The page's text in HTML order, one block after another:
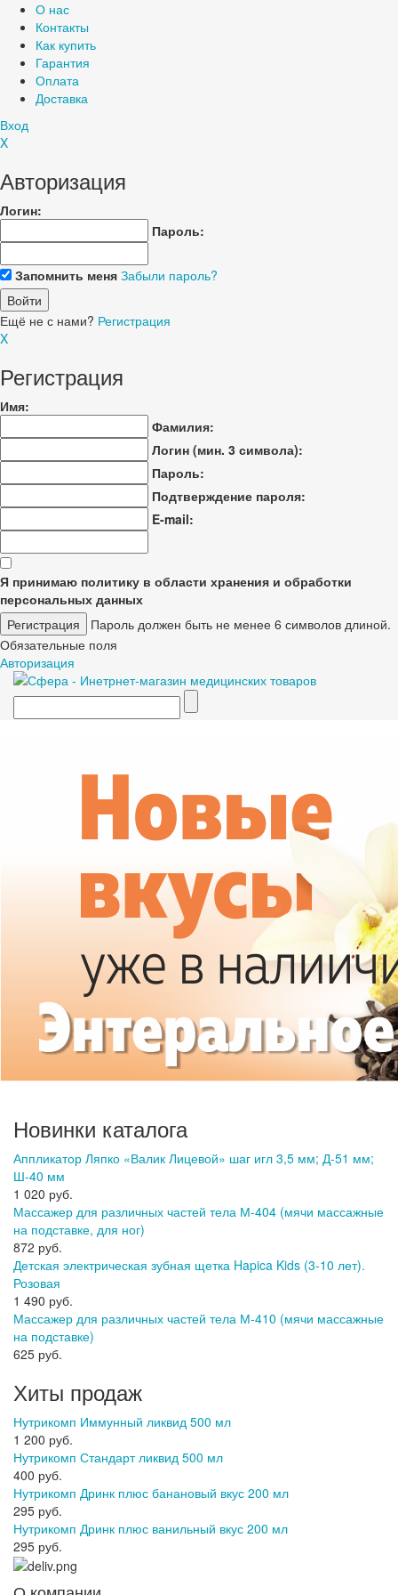
О нас
Контакты
Как купить
Гарантия
Оплата
Доставка
Вход
X
Авторизация
Логин:
Пароль:
Запомнить меня Забыли пароль?
Ещё не с нами? Регистрация
X
Регистрация
Имя:
Фамилия:
Логин (мин. 3 символа):
Пароль:
Подтверждение пароля:
E-mail:
Я принимаю политику в области хранения и обработки
персональных данных
Пароль должен быть не менее 6 символов длиной.
Обязательные поля
Авторизация
Новинки каталога
Аппликатор Ляпко «Валик Лицевой» шаг игл 3,5 мм; Д-51 мм;
Ш-40 мм
1 020 руб.
Массажер для различных частей тела М-404 (мячи массажные
на подставке, для ног)
872 руб.
Детская электрическая зубная щетка Hapica Kids (3-10 лет).
Розовая
1 490 руб.
Массажер для различных частей тела М-410 (мячи массажные
на подставке)
625 руб.
Хиты продаж
Нутрикомп Иммунный ликвид 500 мл
1 200 руб.
Нутрикомп Стандарт ликвид 500 мл
400 руб.
Нутрикомп Дринк плюс банановый вкус 200 мл
295 руб.
Нутрикомп Дринк плюс ванильный вкус 200 мл
295 руб.